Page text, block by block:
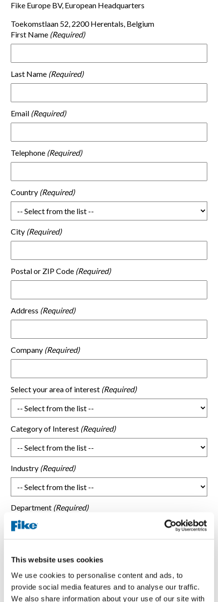
This website uses cookies
We use cookies to personalise content and ads, to
provide social media features and to analyse our traffic.
We also share information about your use of our site with
Fike Europe BV, European Headquarters
Toekomstlaan 52, 2200 Herentals, Belgium
First Name
Last Name
Email
Telephone
Country
City
Postal or ZIP Code
Address
Company
Select your area of interest
Category of Interest
Industry
Department
What topic were you researching that brought you here?